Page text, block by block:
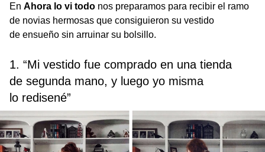
En Ahora lo vi todo nos preparamos para recibir el ramo
de novias hermosas que consiguieron su vestido
de ensueño sin arruinar su bolsillo.
1. “Mi vestido fue comprado en una tienda
de segunda mano, y luego yo misma
lo redisené”